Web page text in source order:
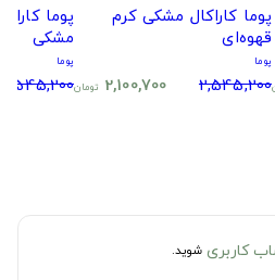
پوما کاراکال مشکی کرم
قهوه‌ای
پوما
2,545,200
2,100,700 تومان
پوما
مشکی
پوما
2,545,200
کاربری شوید.